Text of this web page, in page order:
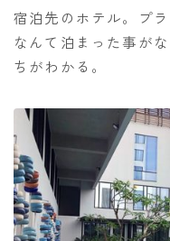
宿泊先のホテル。プ
なんて泊まった事が
ちがわかる。